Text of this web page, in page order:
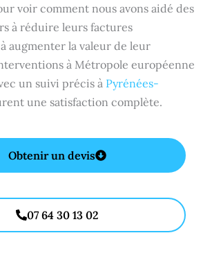
voir comment nous avons aidé des
à réduire leurs factures
augmenter la valeur de leur
à Métropole européenne
un suivi précis à Pyrénées-
une satisfaction complète.
Obtenir un devis
07 64 30 13 02